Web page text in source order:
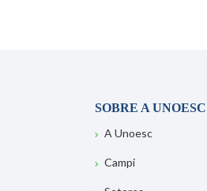
SOBRE A UNOESC
A Unoesc
Campi